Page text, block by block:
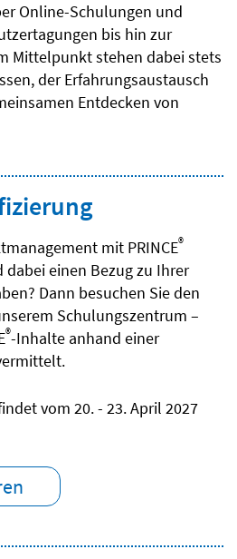
Online-Schulungen und
bis hin zur
Mittelpunkt stehen dabei stets
der Erfahrungsaustausch
Entdecken von
mit PRINCE®
einen Bezug zu Ihrer
Dann besuchen Sie den
Schulungszentrum –
®-Inhalte anhand einer
vom 20. - 23. April 2027